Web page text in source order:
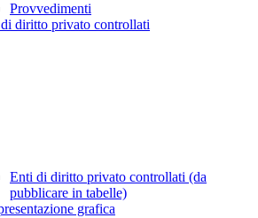
Provvedimenti
diritto privato controllati
Enti di diritto privato controllati (da
pubblicare in tabelle)
grafica